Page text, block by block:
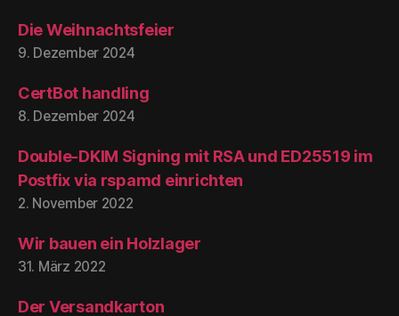
Die Weihnachtsfeier
9. Dezember 2024
CertBot handling
8. Dezember 2024
Double-DKIM Signing mit RSA und ED25519 im
Postfix via rspamd einrichten
2. November 2022
Wir bauen ein Holzlager
31. März 2022
Der Versandkarton